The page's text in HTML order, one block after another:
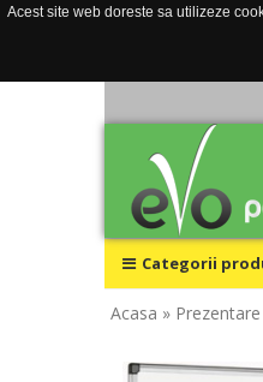
Acest site web doreste sa utilizeze
Categorii
Acasa »